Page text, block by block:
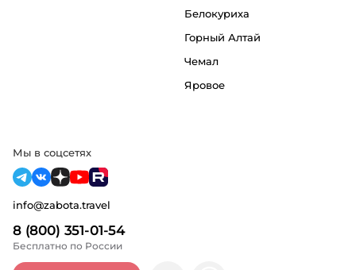
Белокуриха
Горный Алтай
Чемал
Яровое
8 (800) 351-01-54
Бесплатно по России
info@zabota.travel
Мы в соцсетях